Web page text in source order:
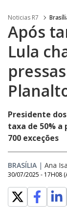
Noticias R7
Após
Lula
Presidente
taxa de 50%
700 exceções
BRASÍLIA | Ana
30/07/2025 - 17H08